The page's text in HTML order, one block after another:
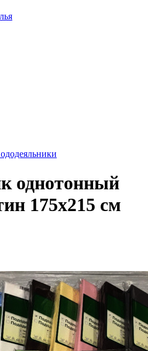
однотонный
175х215 см